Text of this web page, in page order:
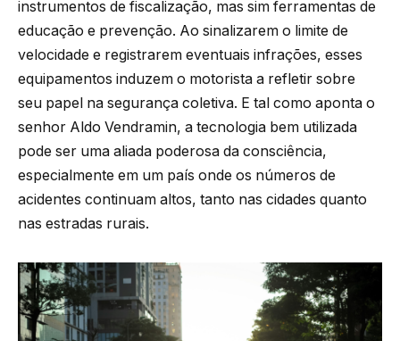
instrumentos de fiscalização, mas sim ferramentas de
educação e prevenção. Ao sinalizarem o limite de
velocidade e registrarem eventuais infrações, esses
equipamentos induzem o motorista a refletir sobre
seu papel na segurança coletiva. E tal como aponta o
senhor Aldo Vendramin, a tecnologia bem utilizada
pode ser uma aliada poderosa da consciência,
especialmente em um país onde os números de
acidentes continuam altos, tanto nas cidades quanto
nas estradas rurais.